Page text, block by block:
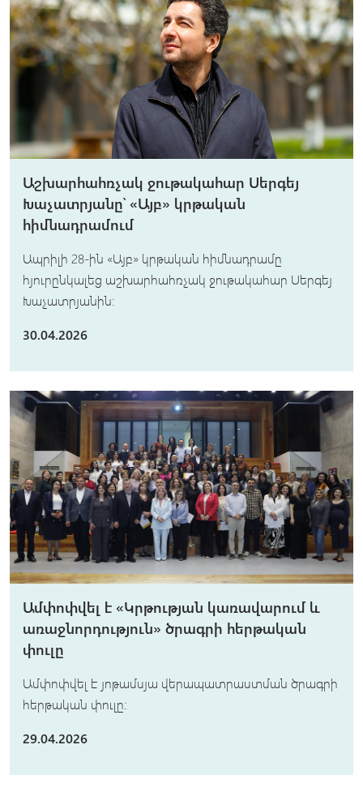
Աշխարհահռչակ ջութակահար Սերգեյ
Խաչատրյանը՝ «Այբ» կրթական
հիմնադրամում
Ապրիլի 28-ին «Այբ» կրթական հիմնադրամը
հյուրընկալեց աշխարհահռչակ ջութակահար Սերգեյ
Խաչատրյանին:
30.04.2026
Ամփոփվել է «Կրթության կառավարում և
առաջնորդություն» ծրագրի հերթական
փուլը
Ամփոփվել է յոթամսյա վերապատրաստման ծրագրի
հերթական փուլը։
29.04.2026